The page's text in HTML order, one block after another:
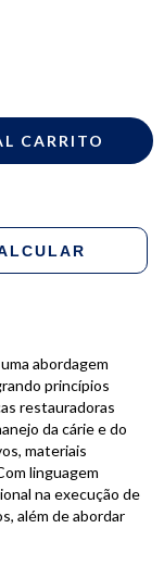
abordagem
princípios
restauradoras
da cárie e do
materiais
linguagem
na execução de
além de abordar